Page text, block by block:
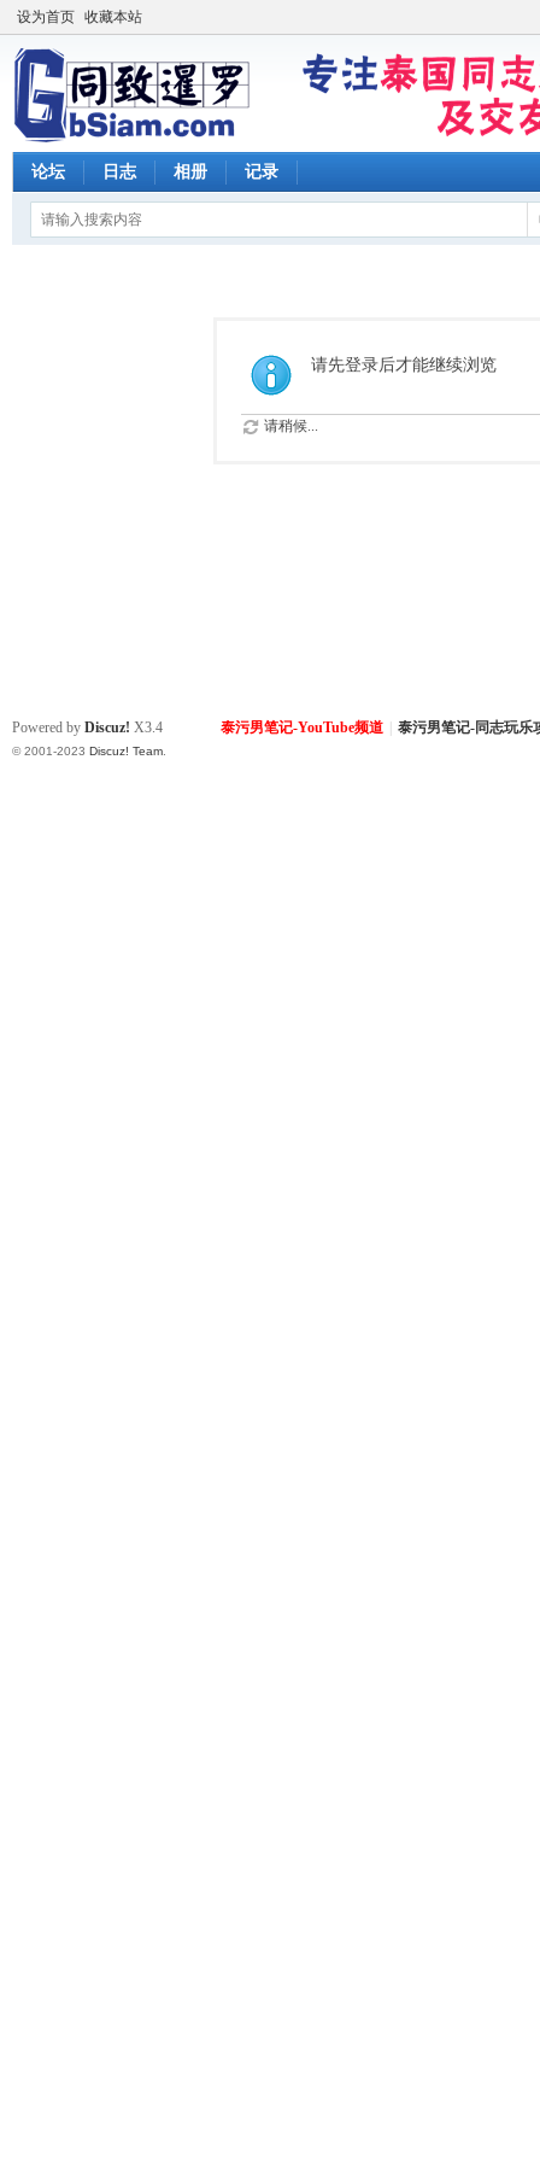
设为首页 收藏本站
论坛 日志 相册 记录
请先登录后才能继续浏览
请稍候...
泰污男笔记-YouTube频道 泰污男笔记-同志玩乐
Powered by Discuz! X3.4
© 2001-2023 Discuz! Team.